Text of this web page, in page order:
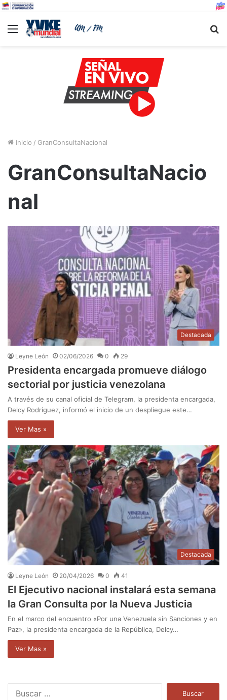
Menu
Inicio / GranConsultaNacional
GranConsultaNacio
nal
Destacada
Leyne León 02/06/2026 0 29
Presidenta encargada promueve diálogo
sectorial por justicia venezolana
A través de su canal oficial de Telegram, la presidenta encargada,
Delcy Rodríguez, informó el inicio de un despliegue este…
Ver Mas »
Destacada
Leyne León 20/04/2026 0 41
El Ejecutivo nacional instalará esta semana
la Gran Consulta por la Nueva Justicia
En el marco del encuentro «Por una Venezuela sin Sanciones y en
Paz», la presidenta encargada de la República, Delcy…
Ver Mas »